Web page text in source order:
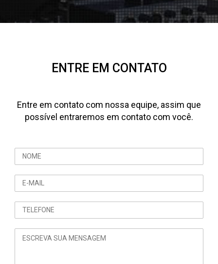
ENTRE EM CONTATO
Entre em contato com nossa equipe, assim que
possível entraremos em contato com você.